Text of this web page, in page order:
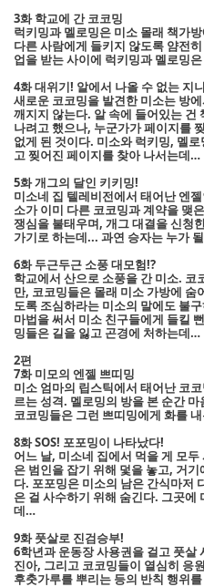
3화 학교에 간 코코밍
럭키밍과 멜로밍은 미소 몰래 책가
다른 사람에게 들키지 않도록 얌전
업을 받는 사이에 럭키밍과 멜로밍
4화 대위기! 알에서 나올 수 없는 지
새로운 코코밍을 발견한 미소는 방
깨지지 않는다. 알 속에 들어있는 건
나려고 했으나, 누군가가 페이지를
없게 된 것이다. 미소와 럭키밍, 멜
고 찢어진 페이지를 찾아 나서는데…
5화 개그의 달인 키키밍!
미소네 집 텔레비전에서 태어난 엔
소가 이미 다른 코코밍과 계약을 맺
쟁심을 불태우며, 개그 대결을 신청
가기로 하는데... 과연 승자는 누가
6화 두근두근 소풍 대모험!?
학교에서 산으로 소풍을 간 미소.
만, 코코밍들은 몰래 미소 가방에
도록 조심하라는 미소의 말에도 불
마법을 써서 미소 친구들에게 들킬
밍들은 길을 잃고 곤경에 처하는데…
2편
7화 미모의 엔젤 쁘띠밍
미소 엄마의 립스틱에서 태어난 코
르는 성격. 멜로밍의 방을 본 순간
코코밍들은 그런 쁘띠밍에게 화를
8화 SOS! 포포밍이 나타났다!
어느 날, 미소네 집에서 먹을 게 모
은 범인을 잡기 위해 덫을 놓고, 거
다. 포포밍은 미소의 남은 간식마저
은 걸 사수하기 위해 숨긴다. 그곳에
데…
9화 풋살로 진검승부!
6학년과 운동장 사용권을 걸고 풋살
진아, 그리고 코코밍들이 열심히 응
후춧가루를 뿌리는 등의 반칙 행위